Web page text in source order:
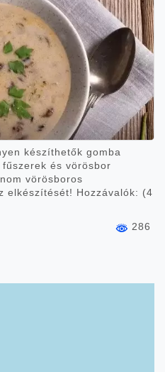
készíthetők gomba
és vörösbor
vörösboros
elkészítését! Hozzávalók: (4
286